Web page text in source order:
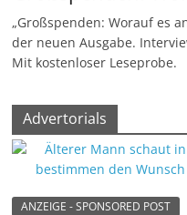
e
i
n
S
t
i
„Großspenden: Worauf es
der neuen Ausgabe.
Mit kostenloser Leseprobe.
Advertorials
ANZEIGE - SPONSORED POST